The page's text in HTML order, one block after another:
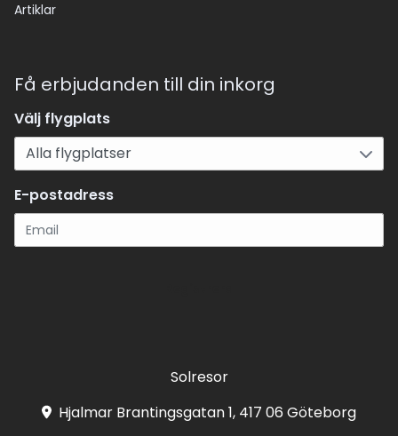
Artiklar
Få erbjudanden till din inkorg
Välj flygplats
E-postadress
Solresor
Hjalmar Brantingsgatan 1, 417 06 Göteborg